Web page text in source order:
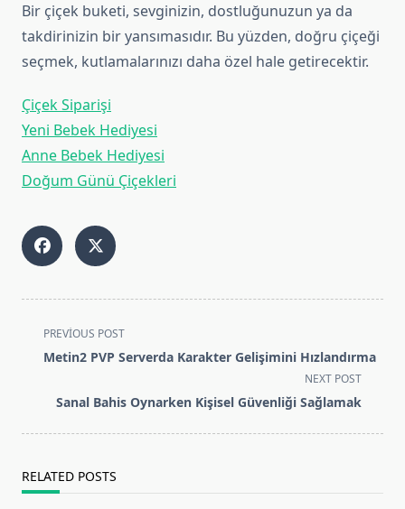
Bir çiçek buketi, sevginizin, dostluğunuzun ya da
takdirinizin bir yansımasıdır. Bu yüzden, doğru çiçeği
seçmek, kutlamalarınızı daha özel hale getirecektir.
Çiçek Siparişi
Yeni Bebek Hediyesi
Anne Bebek Hediyesi
Doğum Günü Çiçekleri
<span
class="nav-
screen-
text">Page</span>
PREVIOUS POST
Metin2 PVP Serverda Karakter Gelişimini Hızlandırma
NEXT POST
Sanal Bahis Oynarken Kişisel Güvenliği Sağlamak
RELATED POSTS